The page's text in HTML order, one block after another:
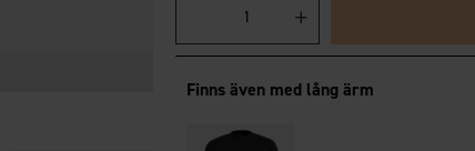
Finns även med lång ärm